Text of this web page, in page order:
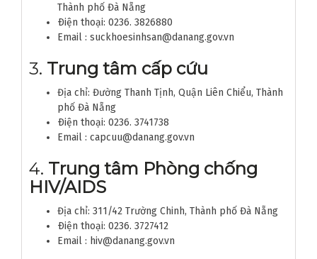
Thành phố Đà Nẵng
Ðiện thoại: 0236. 3826880
Email : suckhoesinhsan@danang.gov.vn
3. Trung tâm cấp cứu
Địa chỉ: Đường Thanh Tịnh, Quận Liên Chiểu, Thành
phố Đà Nẵng
Ðiện thoại: 0236. 3741738
Email : capcuu@danang.gov.vn
4. Trung tâm Phòng chống
HIV/AIDS
Địa chỉ: 311/42 Trường Chinh, Thành phố Đà Nẵng
Ðiện thoại: 0236. 3727412
Email : hiv@danang.gov.vn